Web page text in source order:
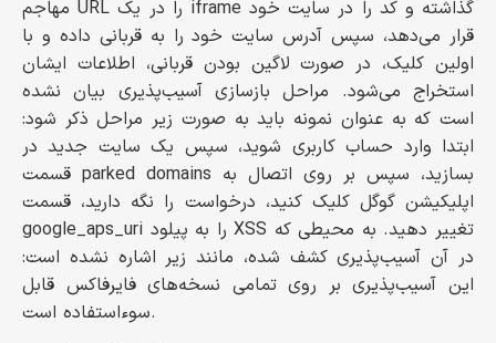
مهاجم URL را در یک iframe گذاشته و کد را در سایت خود
قرار می‌دهد، سپس آدرس سایت خود را به قربانی داده و با
اولین کلیک، در صورت لاگین بودن قربانی، اطلاعات ایشان
استخراج می‌شود. مراحل بازسازی آسیب‌پذیری بیان نشده
است که به عنوان نمونه باید به صورت زیر مراحل ذکر شود:
ابتدا وارد حساب کاربری شوید، سپس یک سایت جدید در
قسمت parked domains بسازید، سپس بر روی اتصال به
اپلیکیشن گوگل کلیک کنید، درخواست را نگه دارید، قسمت
google_aps_uri را به پیلود XSS تغییر دهید. به محیطی که
در آن آسیب‌پذیری کشف شده، مانند زیر اشاره نشده است:
این آسیب‌پذیری بر روی تمامی نسخه‌های فایرفاکس قابل
سوءاستفاده است.